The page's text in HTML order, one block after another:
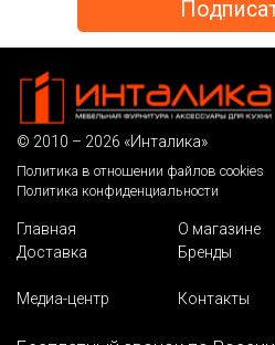
© 2010 – 2026 «Инталика»
Политика в отношении файлов cookies
Политика конфиденциальности
Главная О магазине
Доставка
Бренды
Медиа-центр
Контакты